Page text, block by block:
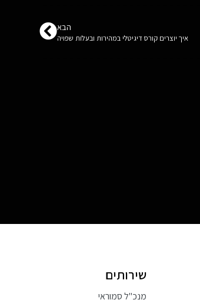
הבא
איך יוצרים קורס דיגיטלי במהירות ובעלות שפויה
שירותים
מנכ"ל סמוראי